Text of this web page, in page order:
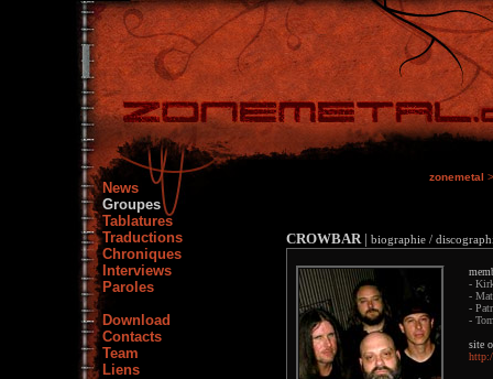
News
Groupes
Tablatures
Traductions
Chroniques
Interviews
Paroles
Download
Contacts
Team
Liens
zonemetal >
CROWBAR| biographie /
-
-
-
-
site